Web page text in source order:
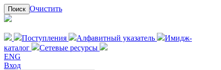
Поиск Очистить
Поступления Алфавитный указатель
Имидж-
каталог
Сетевые ресурсы
ENG
Вход